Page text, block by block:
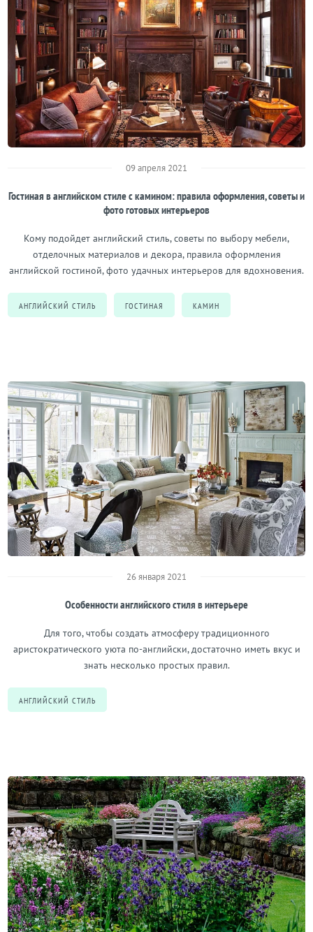
09 апреля 2021
Гостиная в английском стиле с камином: правила оформления, советы и
фото готовых интерьеров
Кому подойдет английский стиль, советы по выбору мебели,
отделочных материалов и декора, правила оформления
английской гостиной, фото удачных интерьеров для вдохновения.
АНГЛИЙСКИЙ СТИЛЬ ГОСТИНАЯ КАМИН
26 января 2021
Особенности английского стиля в интерьере
Для того, чтобы создать атмосферу традиционного
аристократического уюта по-английски, достаточно иметь вкус и
знать несколько простых правил.
АНГЛИЙСКИЙ СТИЛЬ